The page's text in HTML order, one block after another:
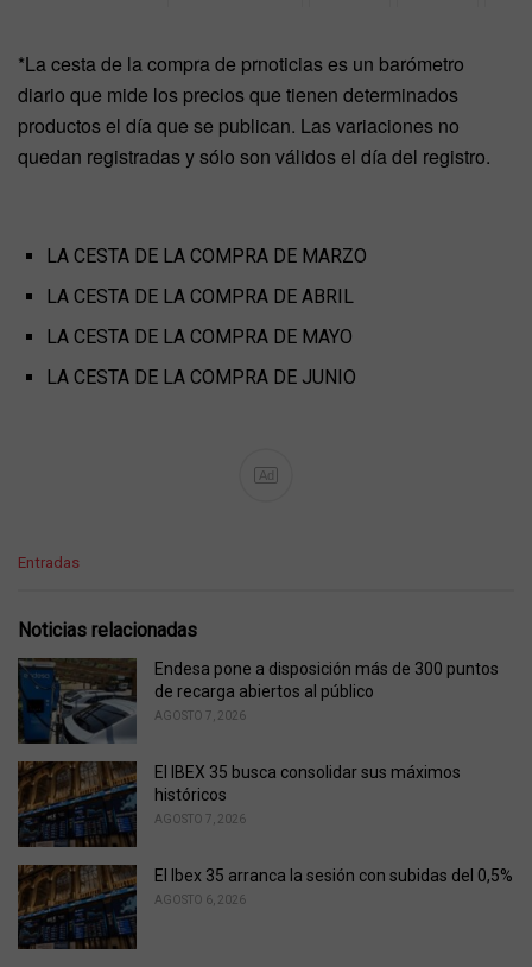
*La cesta de la compra de prnoticias es un barómetro
diario que mide los precios que tienen determinados
productos el día que se publican. Las variaciones no
quedan registradas y sólo son válidos el día del registro.
LA CESTA DE LA COMPRA DE MARZO
LA CESTA DE LA COMPRA DE ABRIL
LA CESTA DE LA COMPRA DE MAYO
LA CESTA DE LA COMPRA DE JUNIO
Ad
C
e
o
r
i
:
Entradas
Noticias relacionadas
Endesa pone a disposición más de 300 puntos
de recarga abiertos al público
AGOSTO 7, 2026
El IBEX 35 busca consolidar sus máximos
históricos
AGOSTO 7, 2026
El Ibex 35 arranca la sesión con subidas del 0,5%
AGOSTO 6, 2026